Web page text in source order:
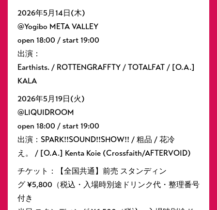
2026年5⽉14⽇(⽊)
@Yogibo META VALLEY
open 18:00 / start 19:00
出演：
Earthists. / ROTTENGRAFFTY / TOTALFAT / [O.A.]
KALA
2026年5⽉19⽇(⽕)
@LIQUIDROOM
open 18:00 / start 19:00
出演：SPARK!!SOUND!!SHOW!! / 粗品 / 花冷
え。 / [O.A.] Kenta Koie (Crossfaith/AFTERVOID)
チケット：【全国共通】前売 スタンディン
グ ¥5,800（税込・⼊場時別途ドリンク代・整理番号
付き